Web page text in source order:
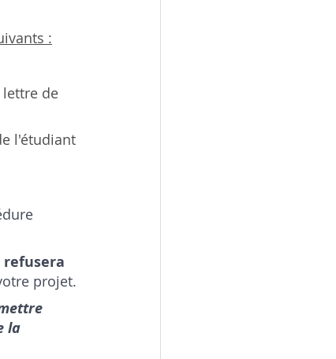
:
lettre de
l'étudiant
refusera
projet.
la